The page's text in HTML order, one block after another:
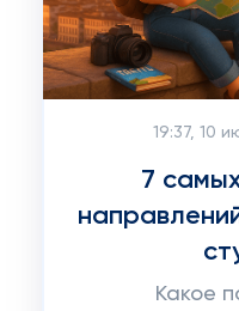
19:37, 10
7
Какое